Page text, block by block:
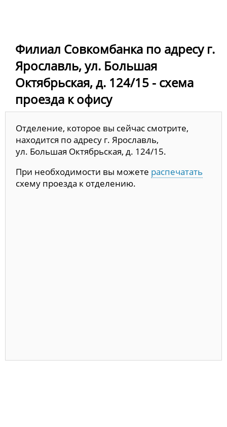
Филиал Совкомбанка по адресу г.
Ярославль, ул. Большая
Октябрьская, д. 124/15 - схема
проезда к офису
Отделение, которое вы сейчас смотрите,
находится по адресу г. Ярославль,
ул. Большая Октябрьская, д. 124/15.
При необходимости вы можете распечатать
схему проезда к отделению.